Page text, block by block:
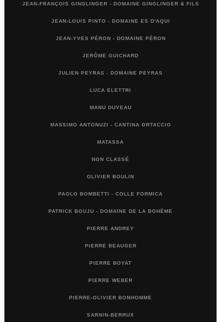
JEAN-FRANÇOIS GINGLINGER - DOMAINE GINGLINGER & FILS
JEAN-LOUIS PINTO - DOMAINE ES D'AQUI
JEAN-YVES PÉRON - DOMAINE PÉRON
JERÔME GUICHARD
JULIEN PEYRAS - DOMAINE PEYRAS
LUCA ELETTRI
MANU DUVEAU
MASSIMO ANTONUZI - CANTINA ORTACCIO
MATASSA
NON CLASSÉ
OLIVIER BOULIN
PAOLO BOMBETTI - COLLE FORMICA
PATRICK BOUJU - DOMAINE DE LA BOHÈME
PIERRE ANDREY
PIERRE BEAUGER
PIERRE BOYAT
PIERRE WEBER
PIERRE-OLIVIER BONHOMME
SARNIN-BERRUX